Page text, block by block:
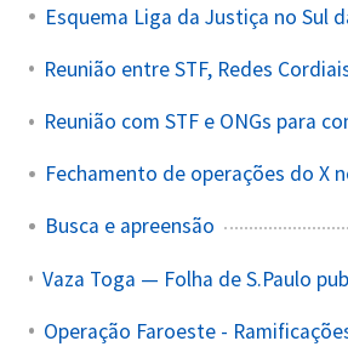
Busca e apreensão